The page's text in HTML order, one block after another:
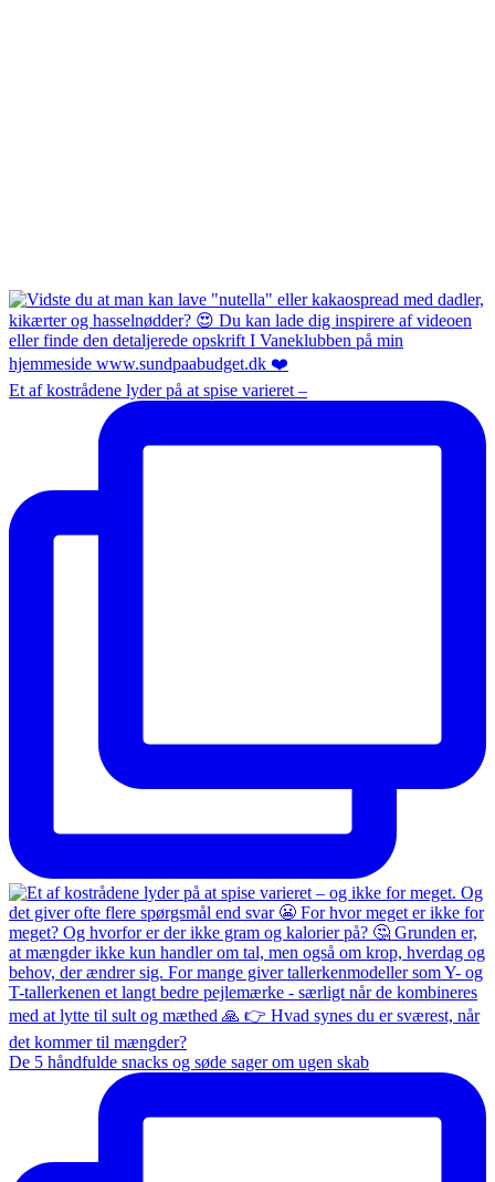
Et af kostrådene lyder på at spise varieret –
De 5 håndfulde snacks og søde sager om ugen skab